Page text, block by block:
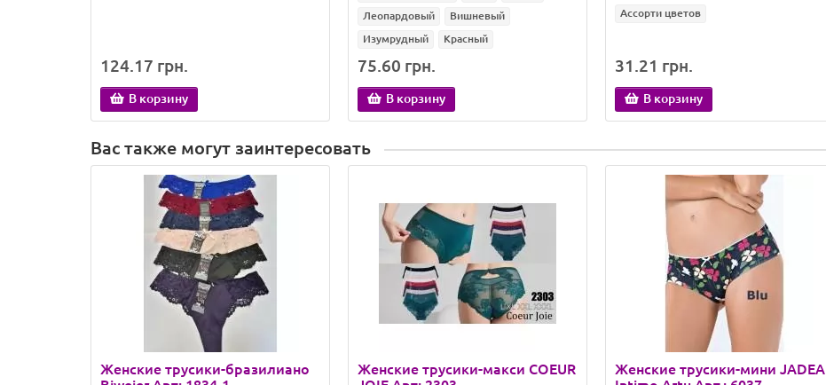
124.17 грн.
В корзину
Леопардовый
Вишневый
Изумрудный
Красный
75.60 грн.
В корзину
Ассорти цветов
31.21 грн.
В корзину
Вас также могут заинтересовать
Женские трусики-бразилиано
Женские трусики-макси COEUR
Женские трусики-мини JADEA